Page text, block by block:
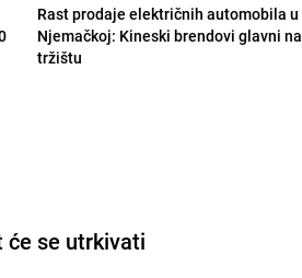
Rast prodaje električnih automobila u
Njemačkoj: Kineski brendovi glavni na
tržištu
će se utrkivati